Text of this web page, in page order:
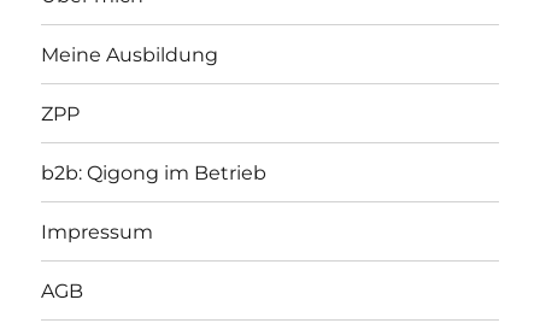
Meine Ausbildung
ZPP
b2b: Qigong im Betrieb
Impressum
AGB